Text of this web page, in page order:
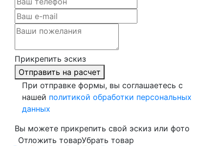
Прикрепить эскиз
Отправить на расчет
При отправке формы, вы соглашаетесь с
нашей политикой обработки персональных
данных
Вы можете прикрепить свой эскиз или фото
Отложить товарУбрать товар